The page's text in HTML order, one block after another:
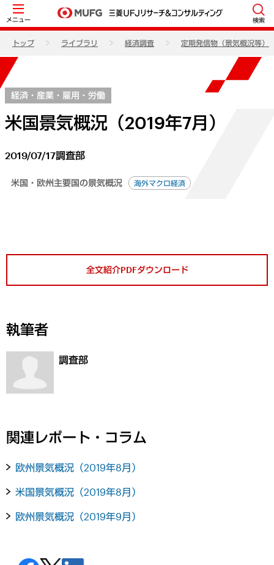
メニュー 検索
トップ ライブラリ 経済調査 定期発信物（景気概況等）
経済・産業・雇用・労働
米国景気概況（2019年7月）
2019/07/17調査部
米国・欧州主要国の景気概況 海外マクロ経済
全文紹介PDFダウンロード
執筆者
調査部
関連レポート・コラム
欧州景気概況（2019年8月）
米国景気概況（2019年8月）
欧州景気概況（2019年9月）